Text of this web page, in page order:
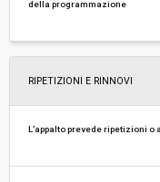
della programmazione
RIPETIZIONI E RINNOVI
L’appalto prevede ripetizioni o